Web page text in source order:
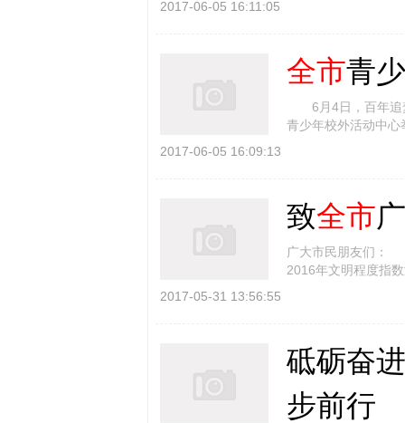
2017-06-05 16:11:05
全市青
6月4日，百年追
青少年校外活动中
2017-06-05 16:09:13
致全市
广大市民朋友们：
2016年文明程度指
2017-05-31 13:56:55
砥砺奋
步前行